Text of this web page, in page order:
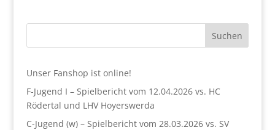
Suchen
Unser Fanshop ist online!
F-Jugend I – Spielbericht vom 12.04.2026 vs. HC
Rödertal und LHV Hoyerswerda
C-Jugend (w) – Spielbericht vom 28.03.2026 vs. SV